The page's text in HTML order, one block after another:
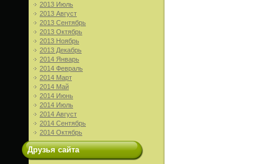
2013 Июль
2013 Август
2013 Сентябрь
2013 Октябрь
2013 Ноябрь
2013 Декабрь
2014 Январь
2014 Февраль
2014 Март
2014 Май
2014 Июнь
2014 Июль
2014 Август
2014 Сентябрь
2014 Октябрь
Друзья сайта